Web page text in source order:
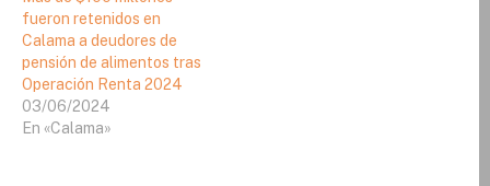
fueron retenidos en
Calama a deudores de
pensión de alimentos tras
Operación Renta 2024
03/06/2024
En «Calama»